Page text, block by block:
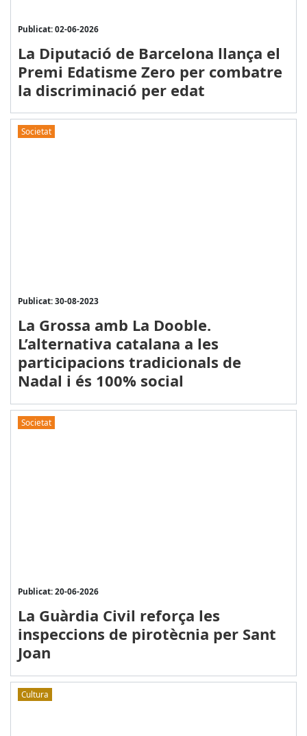
Publicat: 02-06-2026
La Diputació de Barcelona llança el
Premi Edatisme Zero per combatre
la discriminació per edat
Societat
Publicat: 30-08-2023
La Grossa amb La Dooble.
L’alternativa catalana a les
participacions tradicionals de
Nadal i és 100% social
Societat
Publicat: 20-06-2026
La Guàrdia Civil reforça les
inspeccions de pirotècnia per Sant
Joan
Cultura